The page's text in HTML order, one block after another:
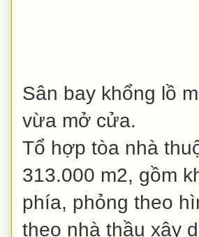
Sân bay khổng lồ
vừa mở cửa.
Tổ hợp tòa nhà
313.000 m2, gồm
phía, phỏng theo
theo nhà thầu xây